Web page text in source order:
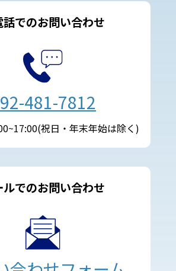
話でのお問い合わせ
481-7812
祝日・年末年始は除く)
ルでのお問い合わせ